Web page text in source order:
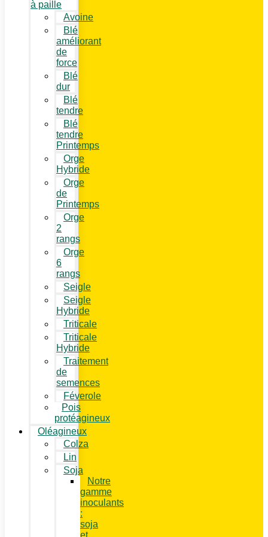
à paille
Avoine
Blé
améliorant
de
force
Blé
dur
Blé
tendre
Blé
tendre
Printemps
Orge
Hybride
Orge
de
Printemps
Orge
2
rangs
Orge
6
rangs
Seigle
Seigle
Hybride
Triticale
Triticale
Hybride
Traitement
de
semences
Féverole
Pois
protéagineux
Oléagineux
Colza
Lin
Soja
Notre
gamme
inoculants
:
soja
et